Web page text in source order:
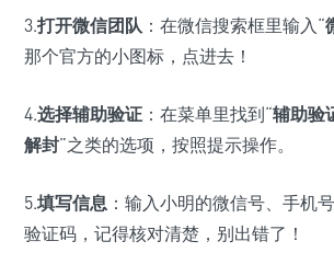
3.打开微信团队 ：在微信搜索框里输入“
那个官方的小图标，点进去！
4.选择辅助验证 ：在菜单里找到“辅助验
解封”之类的选项，按照提示操作。
5.填写信息 ：输入小明的微信号、手机
验证码，记得核对清楚，别出错了！